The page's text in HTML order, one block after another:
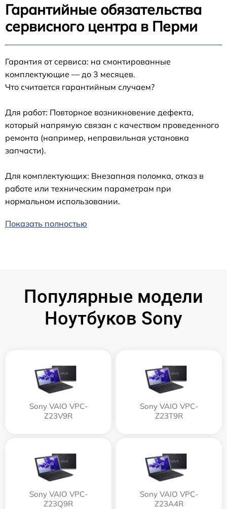
Гарантийные обязательства
сервисного центра в Перми
Гарантия от сервиса: на смонтированные
комплектующие — до 3 месяцев.
Что считается гарантийным случаем?
Для работ: Повторное возникновение дефекта,
который напрямую связан с качеством проведенного
ремонта (например, неправильная установка
запчасти).
Для комплектующих: Внезапная поломка, отказ в
работе или техническим параметрам при
нормальном использовании.
Показать полностью
Популярные модели
Ноутбуков Sony
Sony VAIO VPC-
Z23V9R
Sony VAIO VPC-
Z23T9R
Sony VAIO VPC-
Z23Q9R
Sony VAIO VPC-
Z23A4R